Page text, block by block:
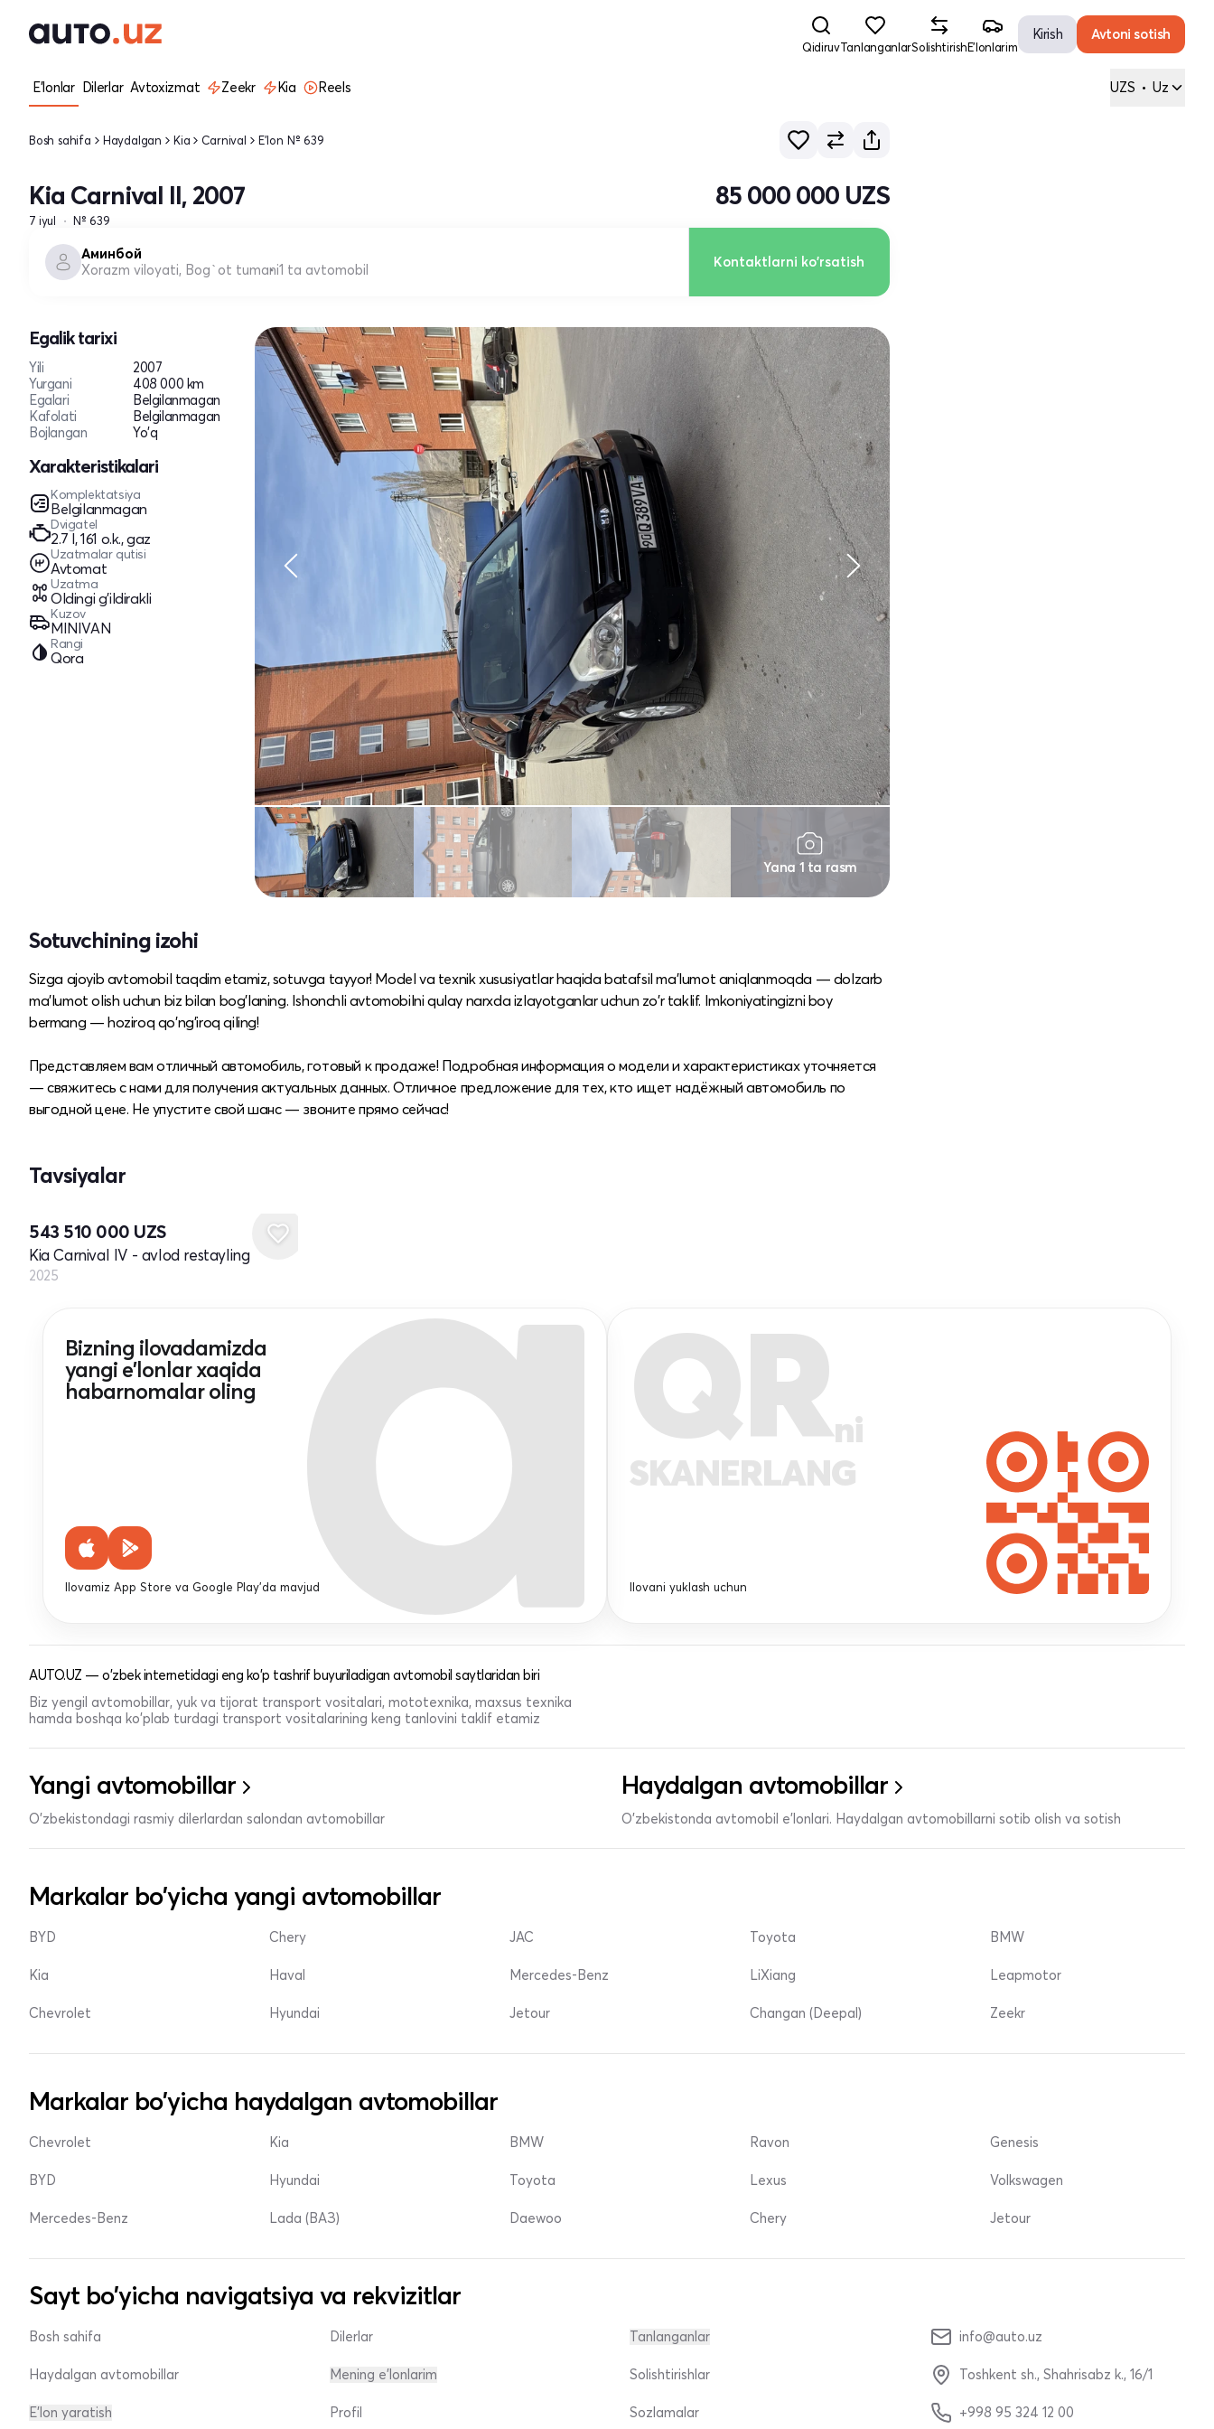
QidiruvTanlanganlarSolishtirishE'lonlarim
Kirish Avtoni sotish
E'lonlar Dilerlar Avtoxizmat Zeekr Kia Reels UZS • Uz
Bosh sahifa Haydalgan Kia Carnival E'lon № 639
Kia Carnival II, 2007
7 iyul № 639
85 000 000 UZS
Аминбой
Xorazm viloyati, Bog`ot tumani1 ta avtomobil Kontaktlarni ko'rsatish
Egalik tarixi
Yili
2007
Yurgani
408 000 km
Egalari
Belgilanmagan
Kafolati
Belgilanmagan
Bojlangan
Yo'q
Xarakteristikalari
Komplektatsiya
Belgilanmagan
Dvigatel
2.7 l, 161 o.k., gaz
Uzatmalar qutisi
Avtomat
Uzatma
Oldingi g'ildirakli
Kuzov
MINIVAN
Rangi
Qora
Yana 1 ta rasm
Sotuvchining izohi
Sizga ajoyib avtomobil taqdim etamiz, sotuvga tayyor! Model va texnik xususiyatlar haqida batafsil ma'lumot aniqlanmoqda — dolzarb
ma'lumot olish uchun biz bilan bog'laning. Ishonchli avtomobilni qulay narxda izlayotganlar uchun zo'r taklif. Imkoniyatingizni boy
bermang — hoziroq qo'ng'iroq qiling!
Представляем вам отличный автомобиль, готовый к продаже! Подробная информация о модели и характеристиках уточняется
— свяжитесь с нами для получения актуальных данных. Отличное предложение для тех, кто ищет надёжный автомобиль по
выгодной цене. Не упустите свой шанс — звоните прямо сейчас!
Tavsiyalar
543 510 000 UZS
Kia Carnival IV - avlod restayling
2025
Bizning ilovadamizda
yangi e'lonlar xaqida
habarnomalar oling
Ilovamiz App Store va Google Play'da mavjud
QRni
SKANERLANG
Ilovani yuklash uchun
AUTO.UZ — o'zbek internetidagi eng ko'p tashrif buyuriladigan avtomobil saytlaridan biri
Biz yengil avtomobillar, yuk va tijorat transport vositalari, mototexnika, maxsus texnika
hamda boshqa ko'plab turdagi transport vositalarining keng tanlovini taklif etamiz
Yangi avtomobillar
O'zbekistondagi rasmiy dilerlardan salondan avtomobillar
Haydalgan avtomobillar
O'zbekistonda avtomobil e’lonlari. Haydalgan avtomobillarni sotib olish va sotish
Markalar bo'yicha yangi avtomobillar
BYD
Kia
Chevrolet
Chery
Haval
Hyundai
JAC
Mercedes-Benz
Jetour
Toyota
LiXiang
Changan (Deepal)
BMW
Leapmotor
Zeekr
Markalar bo'yicha haydalgan avtomobillar
Chevrolet
BYD
Mercedes-Benz
Kia
Hyundai
Lada (ВАЗ)
BMW
Toyota
Daewoo
Ravon
Lexus
Chery
Genesis
Volkswagen
Jetour
Sayt bo'yicha navigatsiya va rekvizitlar
Bosh sahifa
Haydalgan avtomobillar
E'lon yaratish
Dilerlar
Mening e'lonlarim
Profil
Tanlanganlar
Solishtirishlar
Sozlamalar
info@auto.uz
Toshkent sh., Shahrisabz k., 16/1
+998 95 324 12 00